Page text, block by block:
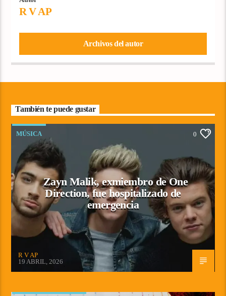
R V AP
Archivos del autor
También te puede gustar
MÚSICA 0
Zayn Malik, exmiembro de One
Direction, fue hospitalizado de
emergencia
R V AP
19 ABRIL, 2026